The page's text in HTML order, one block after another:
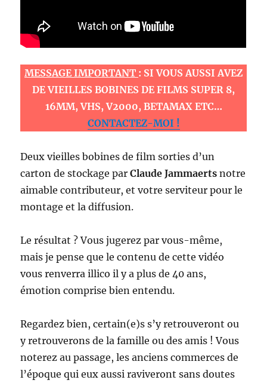
MESSAGE IMPORTANT : SI VOUS AUSSI AVEZ
DE VIEILLES BOBINES DE FILMS SUPER 8,
16MM, VHS, V2000, BETAMAX ETC…
CONTACTEZ-MOI !
Deux vieilles bobines de film sorties d’un
carton de stockage parClaude Jammaerts notre
aimable contributeur, et votre serviteur pour le
montage et la diffusion.
Le résultat ? Vous jugerez par vous-même,
mais je pense que le contenu de cette vidéo
vous renverra illico il y a plus de 40 ans,
émotion comprise bien entendu.
Regardez bien, certain(e)s s’y retrouveront ou
y retrouverons de la famille ou des amis ! Vous
noterez au passage, les anciens commerces de
l’époque qui eux aussi raviveront sans doutes